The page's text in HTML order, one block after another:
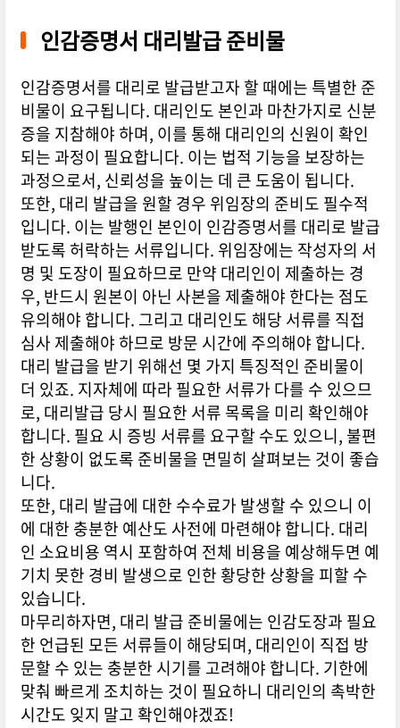
인감증명서 대리발급 준비물
인감증명서를 대리로 발급받고자 할 때에는 특별한 준
비물이 요구됩니다. 대리인도 본인과 마찬가지로 신분
증을 지참해야 하며, 이를 통해 대리인의 신원이 확인
되는 과정이 필요합니다. 이는 법적 기능을 보장하는
과정으로서, 신뢰성을 높이는 데 큰 도움이 됩니다.
또한, 대리 발급을 원할 경우 위임장의 준비도 필수적
입니다. 이는 발행인 본인이 인감증명서를 대리로 발급
받도록 허락하는 서류입니다. 위임장에는 작성자의 서
명 및 도장이 필요하므로 만약 대리인이 제출하는 경
우, 반드시 원본이 아닌 사본을 제출해야 한다는 점도
유의해야 합니다. 그리고 대리인도 해당 서류를 직접
심사 제출해야 하므로 방문 시간에 주의해야 합니다.
대리 발급을 받기 위해선 몇 가지 특징적인 준비물이
더 있죠. 지자체에 따라 필요한 서류가 다를 수 있으므
로, 대리발급 당시 필요한 서류 목록을 미리 확인해야
합니다. 필요 시 증빙 서류를 요구할 수도 있으니, 불편
한 상황이 없도록 준비물을 면밀히 살펴보는 것이 좋습
니다.
또한, 대리 발급에 대한 수수료가 발생할 수 있으니 이
에 대한 충분한 예산도 사전에 마련해야 합니다. 대리
인 소요비용 역시 포함하여 전체 비용을 예상해두면 예
기치 못한 경비 발생으로 인한 황당한 상황을 피할 수
있습니다.
마무리하자면, 대리 발급 준비물에는 인감도장과 필요
한 언급된 모든 서류들이 해당되며, 대리인이 직접 방
문할 수 있는 충분한 시기를 고려해야 합니다. 기한에
맞춰 빠르게 조치하는 것이 필요하니 대리인의 촉박한
시간도 잊지 말고 확인해야겠죠!